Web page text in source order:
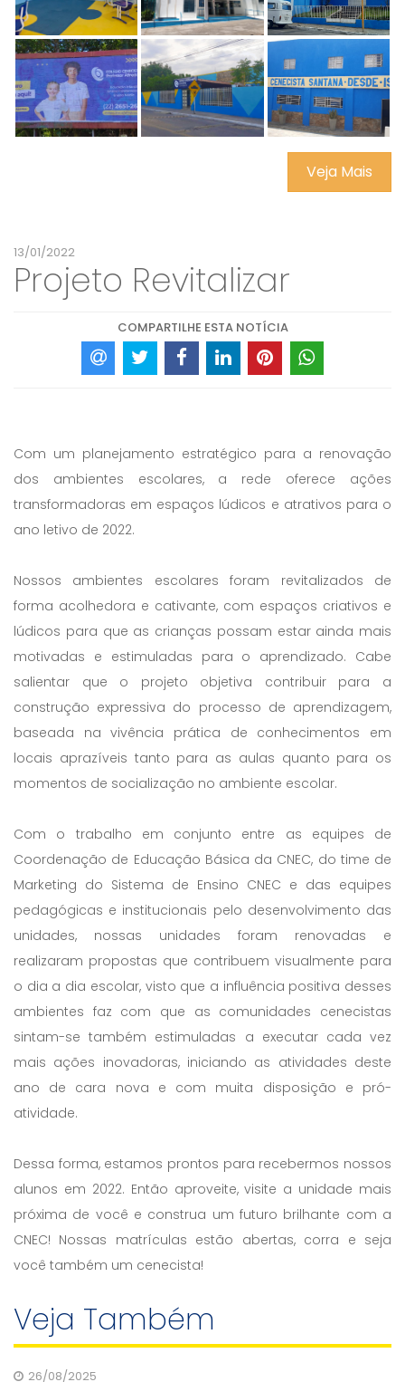
Veja Mais
13/01/2022
Projeto Revitalizar
COMPARTILHE ESTA NOTÍCIA
Com um planejamento estratégico para a renovação
dos ambientes escolares, a rede oferece ações
transformadoras em espaços lúdicos e atrativos para o
ano letivo de 2022.
Nossos ambientes escolares foram revitalizados de
forma acolhedora e cativante, com espaços criativos e
lúdicos para que as crianças possam estar ainda mais
motivadas e estimuladas para o aprendizado. Cabe
salientar que o projeto objetiva contribuir para a
construção expressiva do processo de aprendizagem,
baseada na vivência prática de conhecimentos em
locais aprazíveis tanto para as aulas quanto para os
momentos de socialização no ambiente escolar.
Com o trabalho em conjunto entre as equipes de
Coordenação de Educação Básica da CNEC, do time de
Marketing do Sistema de Ensino CNEC e das equipes
pedagógicas e institucionais pelo desenvolvimento das
unidades, nossas unidades foram renovadas e
realizaram propostas que contribuem visualmente para
o dia a dia escolar, visto que a influência positiva desses
ambientes faz com que as comunidades cenecistas
sintam-se também estimuladas a executar cada vez
mais ações inovadoras, iniciando as atividades deste
ano de cara nova e com muita disposição e pró-
atividade.
Dessa forma, estamos prontos para recebermos nossos
alunos em 2022. Então aproveite, visite a unidade mais
próxima de você e construa um futuro brilhante com a
CNEC! Nossas matrículas estão abertas, corra e seja
você também um cenecista!
Veja Também
26/08/2025